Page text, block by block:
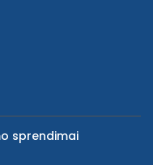
sprendimai